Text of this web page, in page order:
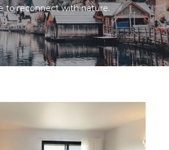
to reconnect with nature.